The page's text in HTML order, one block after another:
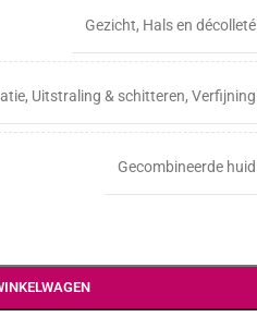
Gezicht, Hals en décolleté
, Uitstraling & schitteren, Verfijning
Gecombineerde huid